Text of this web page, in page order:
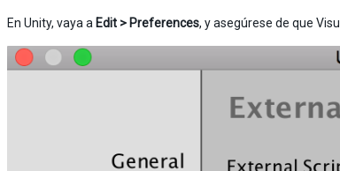
En Unity, vaya a Edit > Preferences, y asegúrese de que